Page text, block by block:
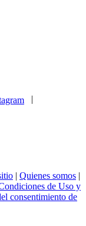
| Quienes somos |
de Uso y
consentimiento de